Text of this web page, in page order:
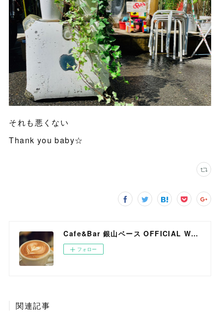
それも悪くない
Thank you baby☆
Cafe&Bar 銀山ベース OFFICIAL WEB SITE
フォロー
関連記事